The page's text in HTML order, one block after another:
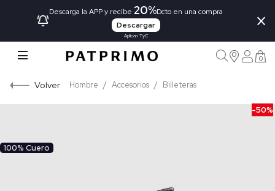
Descarga la APP y recibe 20%Dcto en una compra
Descargar
Aplican TyC
×
0
Volver Hombre Accesorios Billeteras
-50%
100% Cuero